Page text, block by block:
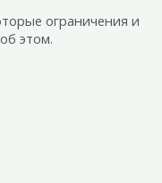
ограничения и
этом.